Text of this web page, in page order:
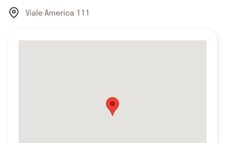
Viale America 111